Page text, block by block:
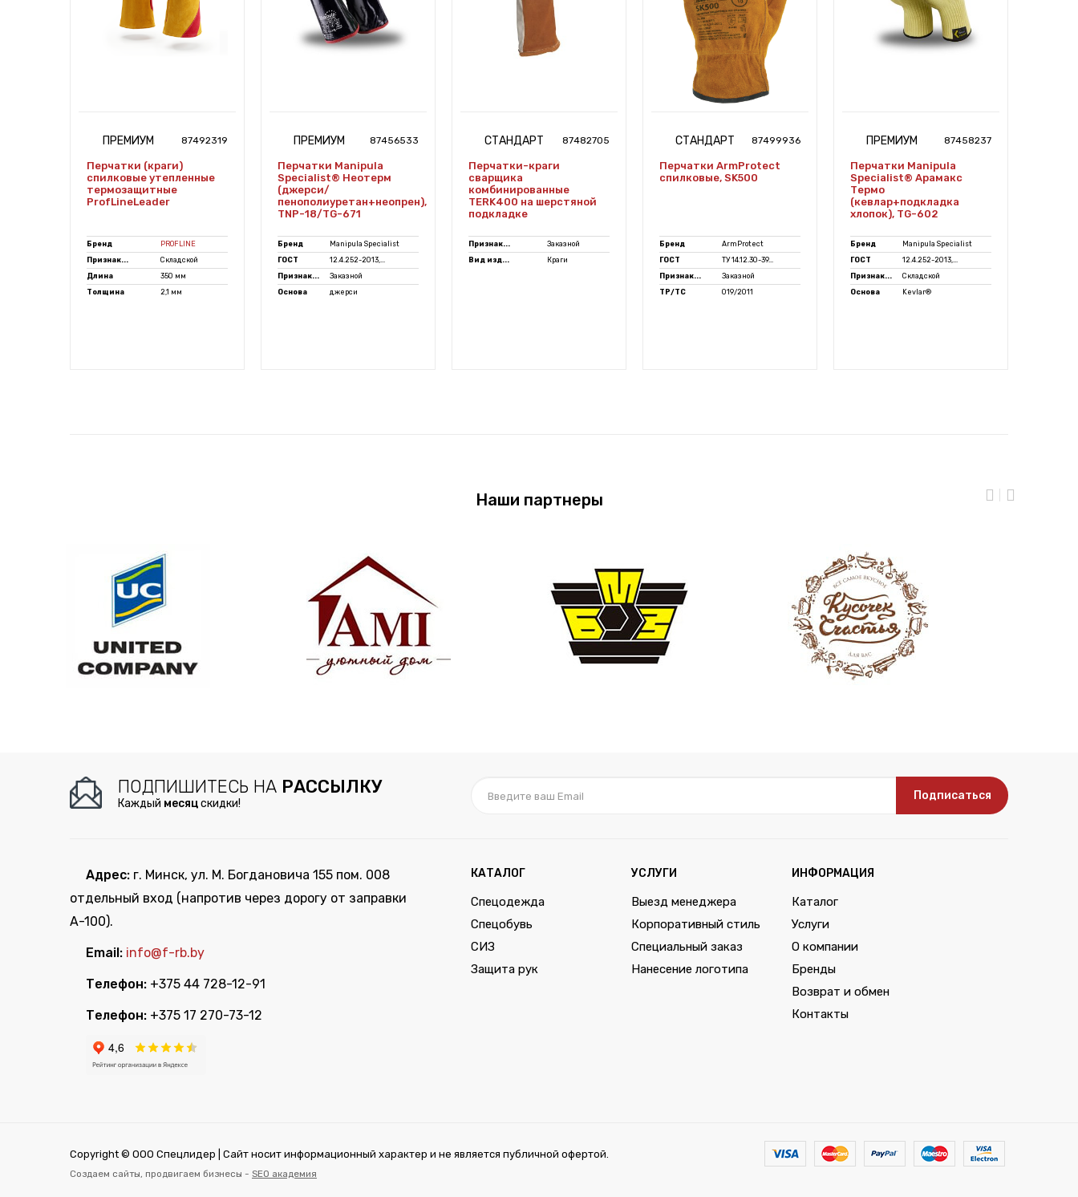
ПРЕМИУМ 87492319
Перчатки (краги)
спилковые утепленные
термозащитные
ProfLineLeader
Бренд
PROFLINE
Признак...
Складской
Длина
350 мм
Толщина
2,1 мм
ПРЕМИУМ 87456533
Перчатки Manipula
Specialist® Неотерм
(джерси/
пенополиуретан+неопрен),
TNP-18/TG-671
Бренд
Manipula Specialist
ГОСТ
12.4.252-2013,...
Признак...
Заказной
Основа
джерси
СТАНДАРТ 87482705
Перчатки-краги
сварщика
комбинированные
TERK400 на шерстяной
подкладке
Признак...
Заказной
Вид изд...
Краги
СТАНДАРТ 87499936
Перчатки ArmProtect
спилковые, SK500
Бренд
ArmProtect
ГОСТ
ТУ 14.12.30-39...
Признак...
Заказной
ТР/ТС
019/2011
ПРЕМИУМ 87458237
Перчатки Manipula
Specialist® Арамакс
Термо
(кевлар+подкладка
хлопок), TG-602
Бренд
Manipula Specialist
ГОСТ
12.4.252-2013,...
Признак...
Складской
Основа
Kevlar®
Наши партнеры
ПОДПИШИТЕСЬ НА РАССЫЛКУ
Каждый месяцскидки!
Подписаться
Адрес: г. Минск, ул. М. Богдановича 155 пом. 008
отдельный вход (напротив через дорогу от заправки
А-100).
Email: info@f-rb.by
Телефон: +375 44 728-12-91
Телефон: +375 17 270-73-12
КАТАЛОГ
Спецодежда
Спецобувь
СИЗ
Защита рук
УСЛУГИ
Выезд менеджера
Корпоративный стиль
Специальный заказ
Нанесение логотипа
ИНФОРМАЦИЯ
Каталог
Услуги
О компании
Бренды
Возврат и обмен
Контакты
Copyright © ООО Спецлидер | Сайт носит информационный характер и не является публичной офертой.
Создаем сайты, продвигаем бизнесы - SEO академия